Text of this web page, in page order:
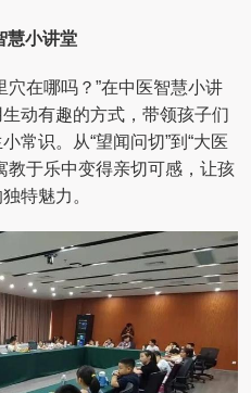
慧小讲堂
穴在哪吗？”在中医智慧小讲
动有趣的方式，带领孩子们
常识。从“望闻问切”到“大医
教于乐中变得亲切可感，让孩
特魅力。